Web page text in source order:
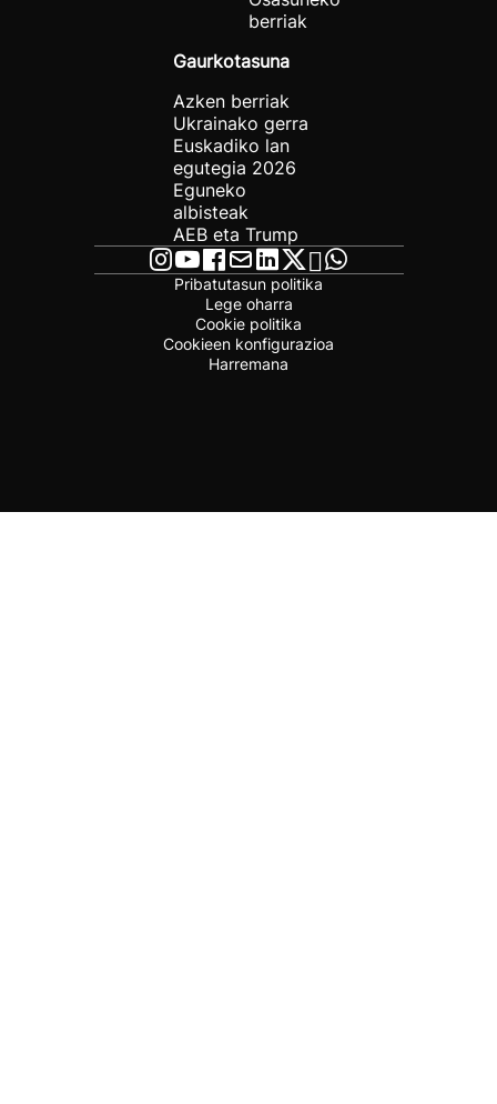
berriak
Gaurkotasuna
Azken berriak
Ukrainako gerra
Euskadiko lan
egutegia 2026
Eguneko
albisteak
AEB eta Trump
Pribatutasun politika
Lege oharra
Cookie politika
Cookieen konfigurazioa
Harremana